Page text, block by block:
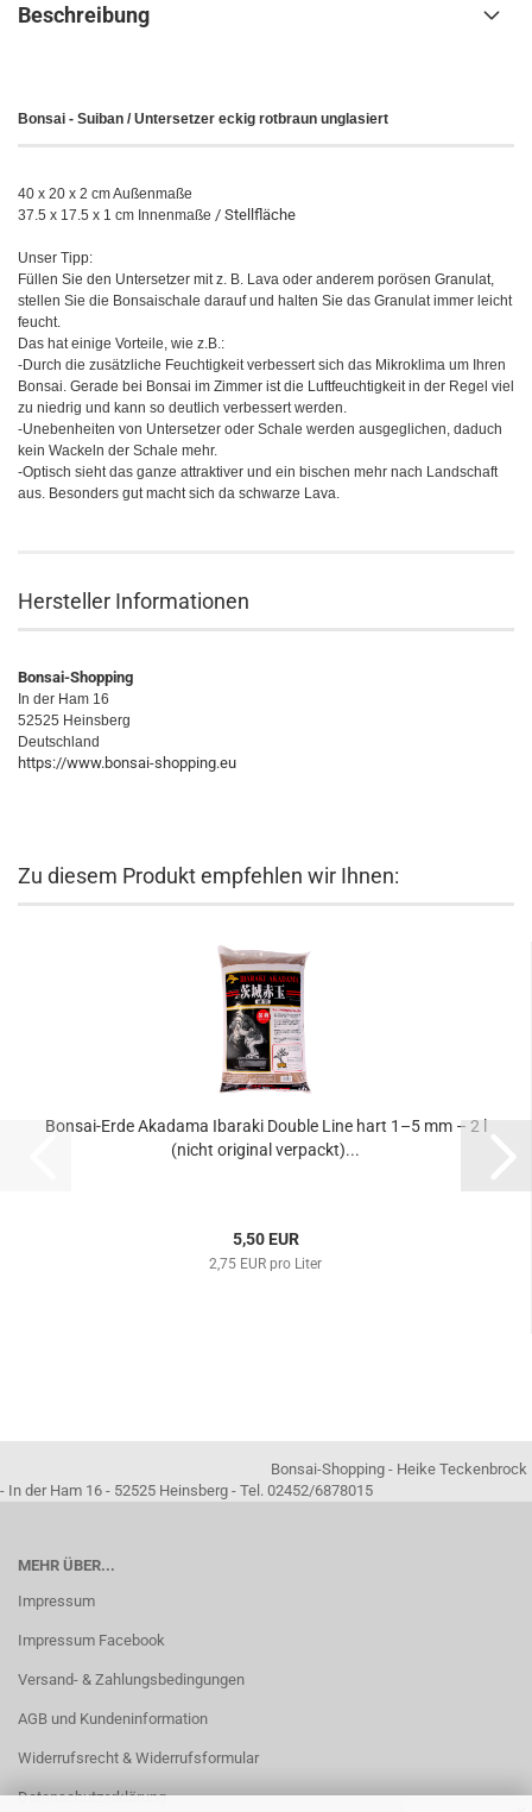
Beschreibung
Bonsai - Suiban / Untersetzer eckig rotbraun unglasiert
40 x 20 x 2 cm Außenmaße
37.5 x 17.5 x 1 cm Innenmaße / Stellfläche
Unser Tipp:
Füllen Sie den Untersetzer mit z. B. Lava oder anderem porösen Granulat,
stellen Sie die Bonsaischale darauf und halten Sie das Granulat immer leicht
feucht.
Das hat einige Vorteile, wie z.B.:
-Durch die zusätzliche Feuchtigkeit verbessert sich das Mikroklima um Ihren
Bonsai. Gerade bei Bonsai im Zimmer ist die Luftfeuchtigkeit in der Regel viel
zu niedrig und kann so deutlich verbessert werden.
-Unebenheiten von Untersetzer oder Schale werden ausgeglichen, daduch
kein Wackeln der Schale mehr.
-Optisch sieht das ganze attraktiver und ein bischen mehr nach Landschaft
aus. Besonders gut macht sich da schwarze Lava.
Hersteller Informationen
Bonsai-Shopping
In der Ham 16
52525 Heinsberg
Deutschland
https://www.bonsai-shopping.eu
Zu diesem Produkt empfehlen wir Ihnen:
Bonsai-Erde Akadama Ibaraki Double Line hart 1–5 mm – 2 l
(nicht original verpackt)...
5,50 EUR
2,75 EUR pro Liter
Bonsai-Shopping - Heike Teckenbrock
- In der Ham 16 - 52525 Heinsberg - Tel. 02452/6878015
MEHR ÜBER...
Impressum
Impressum Facebook
Versand- & Zahlungsbedingungen
AGB und Kundeninformation
Widerrufsrecht & Widerrufsformular
Datenschutzerklärung